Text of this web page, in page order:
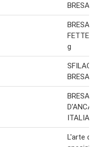
FETTE
g
D'ANCA
L'arte